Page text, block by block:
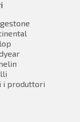
i produttori